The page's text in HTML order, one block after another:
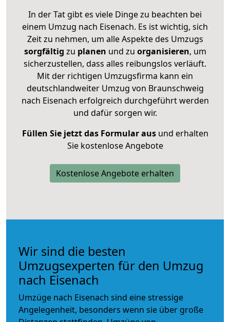
In der Tat gibt es viele Dinge zu beachten bei
einem Umzug nach Eisenach. Es ist wichtig, sich
Zeit zu nehmen, um alle Aspekte des Umzugs
sorgfältig zu planen und zu organisieren, um
sicherzustellen, dass alles reibungslos verläuft.
Mit der richtigen Umzugsfirma kann ein
deutschlandweiter Umzug von Braunschweig
nach Eisenach erfolgreich durchgeführt werden
und dafür sorgen wir.
Füllen Sie jetzt das Formular ausund erhalten
Sie kostenlose Angebote
Kostenlose Angebote erhalten
Wir sind die besten
Umzugsexperten für den Umzug
nach Eisenach
Umzüge nach Eisenach sind eine stressige
Angelegenheit, besonders wenn sie über große